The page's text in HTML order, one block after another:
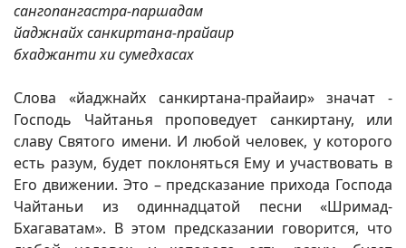
сангопангастра-паршадам
йаджнайх санкиртана-прайаир
бхаджанти хи сумедхасах
Слова «йаджнайх санкиртана-прайаир» значат -
Господь Чайтанья проповедует санкиртану, или
славу Святого имени. И любой человек, у которого
есть разум, будет поклоняться Ему и участвовать в
Его движении. Это – предсказание прихода Господа
Чайтаньи из одиннадцатой песни «Шримад-
Бхагаватам». В этом предсказании говорится, что